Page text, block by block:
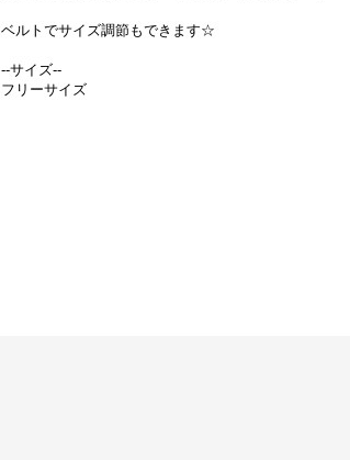
ベルトでサイズ調節もできます☆
--サイズ--
フリーサイズ